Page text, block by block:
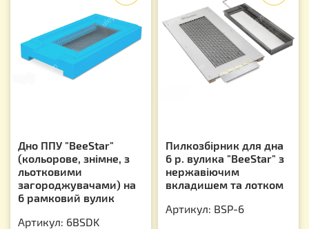
Дно ППУ "BeeStar"
(кольорове, знімне, з
льотковими
загороджувачами) на
6 рамковий вулик
Артикул: 6BSDK
Пилкозбірник для дна
6 р. вулика "BeeStar" з
нержавіючим
вкладишем та лотком
Артикул: BSP-6